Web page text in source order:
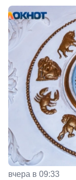
вчера в 09:33